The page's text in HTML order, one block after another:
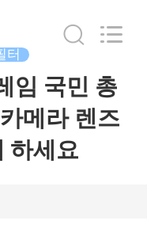
터
임 국민 총
메라 렌즈
하세요